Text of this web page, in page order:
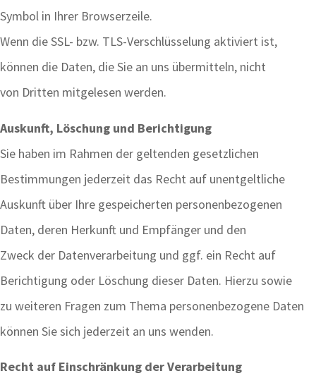
Symbol in Ihrer Browserzeile.
Wenn die SSL- bzw. TLS-Verschlüsselung aktiviert ist,
können die Daten, die Sie an uns übermitteln, nicht
von Dritten mitgelesen werden.
Auskunft, Löschung und Berichtigung
Sie haben im Rahmen der geltenden gesetzlichen
Bestimmungen jederzeit das Recht auf unentgeltliche
Auskunft über Ihre gespeicherten personenbezogenen
Daten, deren Herkunft und Empfänger und den
Zweck der Datenverarbeitung und ggf. ein Recht auf
Berichtigung oder Löschung dieser Daten. Hierzu sowie
zu weiteren Fragen zum Thema personenbezogene Daten
können Sie sich jederzeit an uns wenden.
Recht auf Einschränkung der Verarbeitung